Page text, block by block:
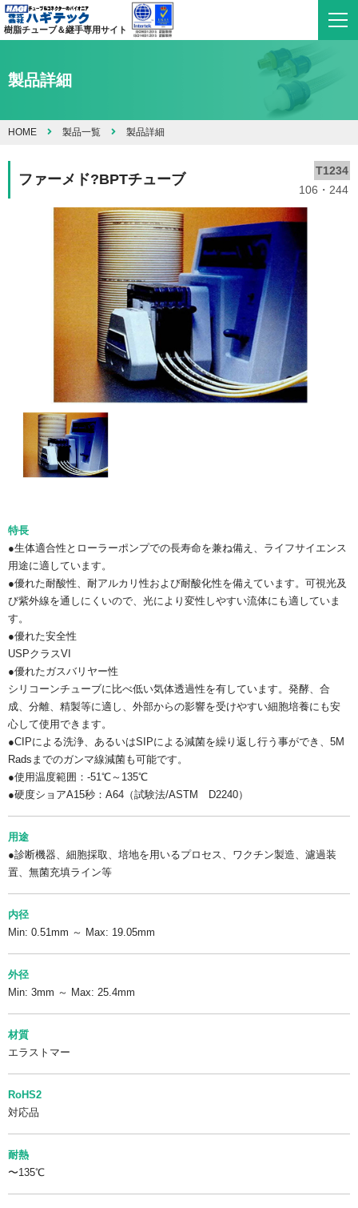
樹脂チューブ＆継手専用サイト
製品詳細
HOME 製品一覧 製品詳細
ファーメド?BPTチューブ
T1234
106・244
特長
●生体適合性とローラーポンプでの長寿命を兼ね備え、ライフサイエンス
用途に適しています。
●優れた耐酸性、耐アルカリ性および耐酸化性を備えています。可視光及
び紫外線を通しにくいので、光により変性しやすい流体にも適していま
す。
●優れた安全性
USPクラスVI
●優れたガスバリヤー性
シリコーンチューブに比べ低い気体透過性を有しています。発酵、合
成、分離、精製等に適し、外部からの影響を受けやすい細胞培養にも安
心して使用できます。
●CIPによる洗浄、あるいはSIPによる減菌を繰り返し行う事ができ、5M
Radsまでのガンマ線減菌も可能です。
●使用温度範囲：-51℃～135℃
●硬度ショアA15秒：A64（試験法/ASTM D2240）
用途
●診断機器、細胞採取、培地を用いるプロセス、ワクチン製造、濾過装
置、無菌充填ライン等
内径
Min: 0.51mm ～ Max: 19.05mm
外径
Min: 3mm ～ Max: 25.4mm
材質
エラストマー
RoHS2
対応品
耐熱
〜135℃